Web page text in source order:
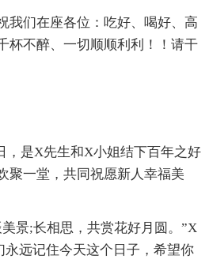
我们在座各位：吃好、喝好、高
杯不醉、一切顺顺利利！！请干
，是X先生和X小姐结下百年之好
聚一堂，共同祝愿新人幸福美
景;长相思，共赏花好月圆。”X
远记住今天这个日子，希望你